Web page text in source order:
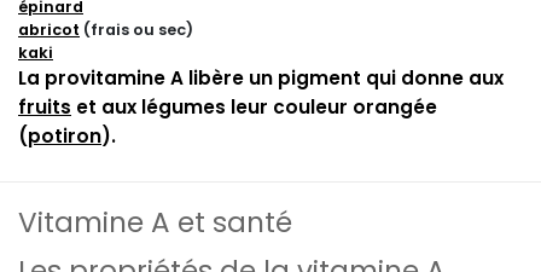
épinard
abricot (frais ou sec)
kaki
La provitamine A libère un pigment qui donne aux
fruits et aux légumes leur couleur orangée
(potiron).
Vitamine A et santé